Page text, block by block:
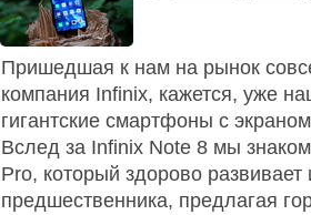
Пришедшая к нам на рынок
компания Infinix, кажется, уже
гигантские смартфоны с
Вслед за Infinix Note 8 мы
Pro, который здорово развивает
предшественника, предлагая